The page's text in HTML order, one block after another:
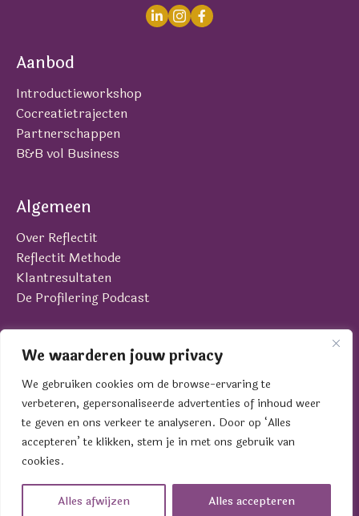
We waarderen jouw privacy
We gebruiken cookies om de browse-ervaring te
verbeteren, gepersonaliseerde advertenties of inhoud weer
te geven en ons verkeer te analyseren. Door op ‘Alles
accepteren’ te klikken, stem je in met ons gebruik van
cookies.
Alles afwijzen Alles accepteren
Aanbod
Introductieworkshop
Cocreatietrajecten
Partnerschappen
B&B vol Business
Algemeen
Over Reflectit
Reflectit Methode
Klantresultaten
De Profilering Podcast
Contact
Laan van Brabant 22
4701 BK Roosendaal
contact@reflectit.nl
0165 - 39 19 01
© 2005 - 2026 Reflectit BV | KVK 84033215 |
Privacyverklaring| Algemene Voorwaarden